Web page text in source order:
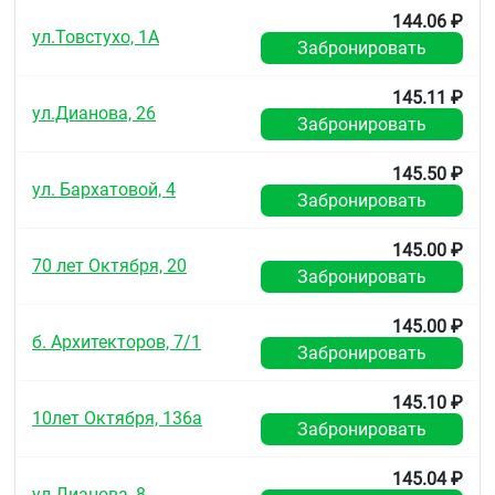
раздражение или сухость слизистой оболочки
ротовой полости, боль во рту, изъязвление
слизистой оболочки дёсен, афтозный стоматит,
Гепатобилиарная система
: гепатит.
одышка, бронхоспазм.
Органы чувств:
нарушения слуха: снижение слуха, звон или шум в
ушах
нарушение зрения: токсическое поражение
зрительного нерва, нечеткость зрительного
восприятия, скотома, сухость и раздражение глаз,
отёк конъюнктивы и век (аллергического генеза).
Центральная и периферическая нервная система:
головная боль, головокружение, бессонница,
тревожность, нервозность и раздражительность,
депрессия, спутанность сознания, галлюцинации,
ул.Товстухо, 1А
144.06 ₽
Забронировать
ул.Дианова, 26
145.11 ₽
Забронировать
ул. Бархатовой, 4
145.50 ₽
Забронировать
70 лет Октября, 20
145.00 ₽
Забронировать
б. Архитекторов, 7/1
145.00 ₽
Забронировать
10лет Октября, 136а
145.10 ₽
Забронировать
145.04 ₽